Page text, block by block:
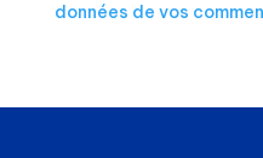
données de vos